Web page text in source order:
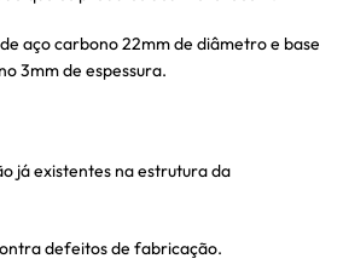
aço carbono 22mm de diâmetro e base
3mm de espessura.
já existentes na estrutura da
defeitos de fabricação.